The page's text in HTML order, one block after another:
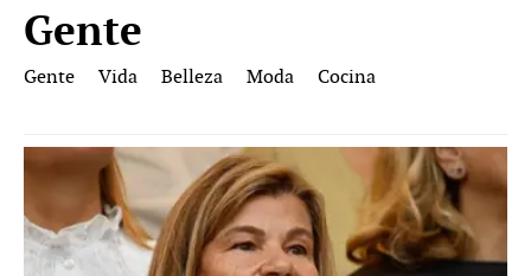
Gente
Gente Vida Belleza Moda Cocina